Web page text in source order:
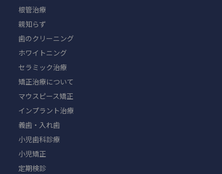
根管治療
親知らず
歯のクリーニング
ホワイトニング
セラミック治療
矯正治療について
マウスピース矯正
インプラント治療
義歯・入れ歯
小児歯科診療
小児矯正
定期検診